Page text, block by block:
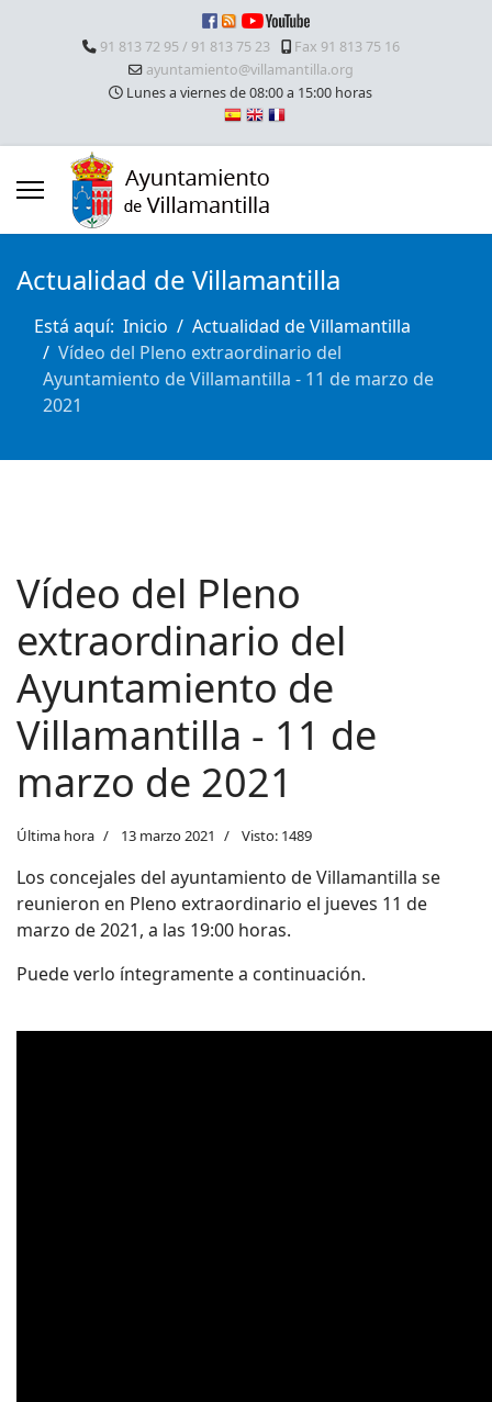
91 813 72 95 / 91 813 75 23
Fax 91 813 75 16
ayuntamiento@villamantilla.org
Lunes a viernes de 08:00 a 15:00 horas
Actualidad de Villamantilla
Está aquí: Inicio
Actualidad de Villamantilla
Vídeo del Pleno extraordinario del
Ayuntamiento de Villamantilla - 11 de marzo de
2021
Vídeo del Pleno
extraordinario del
Ayuntamiento de
Villamantilla - 11 de
marzo de 2021
Última hora 13 marzo 2021 Visto: 1489
Los concejales del ayuntamiento deVillamantilla se
reunieron en Pleno extraordinario el jueves 11 de
marzo de 2021, a las 19:00 horas.
Puede verlo íntegramente a continuación.